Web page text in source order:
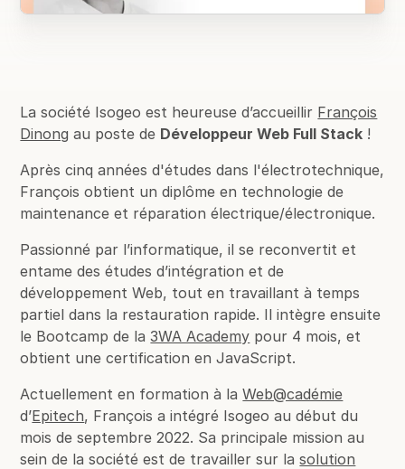
La société Isogeo est heureuse d’accueillir François
Dinong au poste de Développeur Web Full Stack !
Après cinq années d'études dans l'électrotechnique,
François obtient un diplôme en technologie de
maintenance et réparation électrique/électronique.
Passionné par l’informatique, il se reconvertit et
entame des études d’intégration et de
développement Web, tout en travaillant à temps
partiel dans la restauration rapide. Il intègre ensuite
le Bootcamp de la3WA Academy pour 4 mois, et
obtient une certification en JavaScript.
Actuellement en formation à laWeb@cadémie
d’Epitech, François a intégré Isogeo au début du
mois de septembre 2022. Sa principale mission au
sein de la société est de travailler sur lasolution